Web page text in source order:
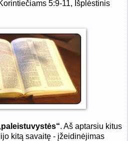
5:9-11, Išplėstinis
. Aš aptarsiu kitus
kitą savaitę - įžeidinėjimas